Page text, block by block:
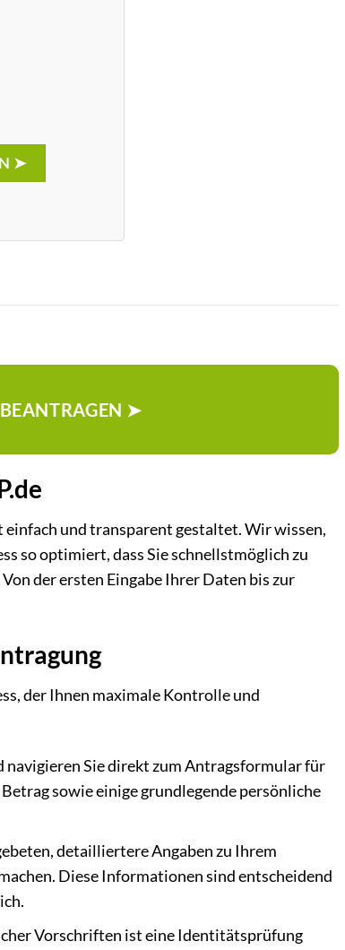
➤
➤
und transparent gestaltet. Wir wissen,
so optimiert, dass Sie schnellstmöglich zu
der ersten Eingabe Ihrer Daten bis zur
der Ihnen maximale Kontrolle und
navigieren Sie direkt zum Antragsformular für
sowie einige grundlegende persönliche
detailliertere Angaben zu Ihrem
Diese Informationen sind entscheidend
Vorschriften ist eine Identitätsprüfung